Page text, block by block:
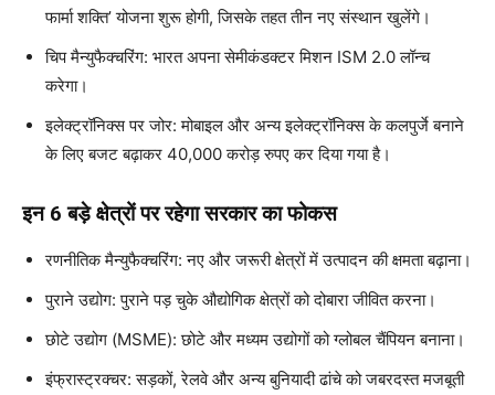
फार्मा शक्ति’ योजना शुरू होगी, जिसके तहत तीन नए संस्थान खुलेंगे।
चिप मैन्युफैक्चरिंग: भारत अपना सेमीकंडक्टर मिशन ISM 2.0 लॉन्च
करेगा।
इलेक्ट्रॉनिक्स पर जोर: मोबाइल और अन्य इलेक्ट्रॉनिक्स के कलपुर्जे बनाने
के लिए बजट बढ़ाकर 40,000 करोड़ रुपए कर दिया गया है।
इन 6 बड़े क्षेत्रों पर रहेगा सरकार का फोकस
रणनीतिक मैन्युफैक्चरिंग: नए और जरूरी क्षेत्रों में उत्पादन की क्षमता बढ़ाना।
पुराने उद्योग: पुराने पड़ चुके औद्योगिक क्षेत्रों को दोबारा जीवित करना।
छोटे उद्योग (MSME): छोटे और मध्यम उद्योगों को ग्लोबल चैंपियन बनाना।
इंफ्रास्ट्रक्चर: सड़कों, रेलवे और अन्य बुनियादी ढांचे को जबरदस्त मजबूती